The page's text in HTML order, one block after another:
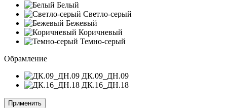
Белый
Светло-серый
Бежевый
Коричневый
Темно-серый
Обрамление
ДК.09_ДН.09
ДК.16_ДН.18
Применить